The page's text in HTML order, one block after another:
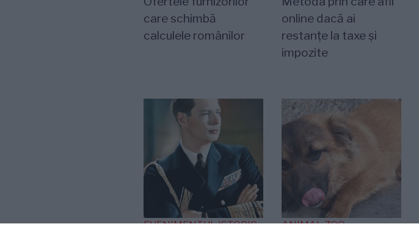
care schimbă
calculele românilor
online dacă ai
restanțe la taxe și
impozite
EVENIMENTUL ISTORIC ANIMAL ZOO